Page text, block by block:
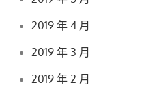
2019 年 4 月
2019 年 3 月
2019 年 2 月